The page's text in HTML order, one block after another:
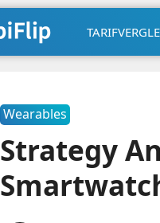
Wearables
Strategy